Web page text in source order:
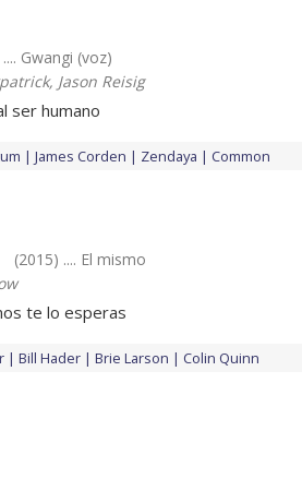
Gwangi (voz)
Jason Reisig
ser humano
James Corden Zendaya Common
(2015) .... El mismo
te lo esperas
Bill Hader Brie Larson Colin Quinn